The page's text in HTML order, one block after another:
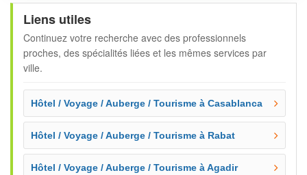
Liens utiles
Continuez votre recherche avec des professionnels
proches, des spécialités liées et les mêmes services par
ville.
Hôtel / Voyage / Auberge / Tourisme à Casablanca
Hôtel / Voyage / Auberge / Tourisme à Rabat
Hôtel / Voyage / Auberge / Tourisme à Agadir